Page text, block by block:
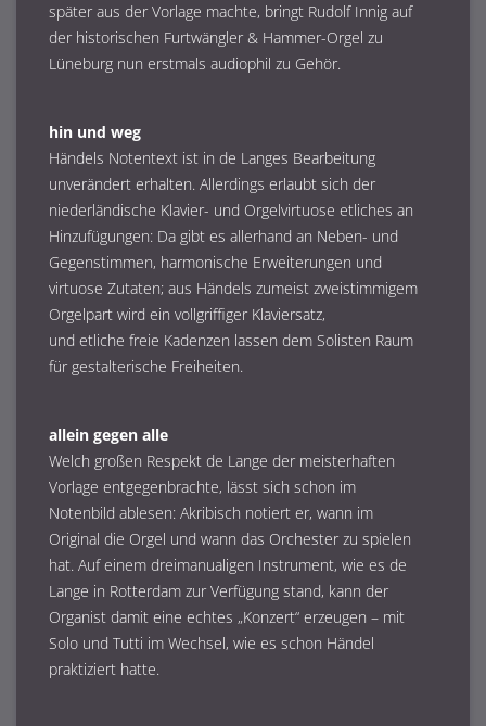
später aus der Vorlage machte, bringt Rudolf Innig auf
der historischen Furtwängler & Hammer-Orgel zu
Lüneburg nun erstmals audiophil zu Gehör.
hin und weg
Händels Notentext ist in de Langes Bearbeitung
unverändert erhalten. Allerdings erlaubt sich der
niederländische Klavier- und Orgelvirtuose etliches an
Hinzufügungen: Da gibt es allerhand an Neben- und
Gegenstimmen, harmonische Erweiterungen und
virtuose Zutaten; aus Händels zumeist zweistimmigem
Orgelpart wird ein vollgriffiger Klaviersatz,
und etliche freie Kadenzen lassen dem Solisten Raum
für gestalterische Freiheiten.
allein gegen alle
Welch großen Respekt de Lange der meisterhaften
Vorlage entgegenbrachte, lässt sich schon im
Notenbild ablesen: Akribisch notiert er, wann im
Original die Orgel und wann das Orchester zu spielen
hat. Auf einem dreimanualigen Instrument, wie es de
Lange in Rotterdam zur Verfügung stand, kann der
Organist damit eine echtes „Konzert“ erzeugen – mit
Solo und Tutti im Wechsel, wie es schon Händel
praktiziert hatte.